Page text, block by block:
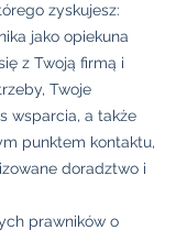
zyskujesz:
jako opiekuna
z Twoją firmą i
Twoje
wsparcia, a także
punktem kontaktu,
doradztwo i
prawników o